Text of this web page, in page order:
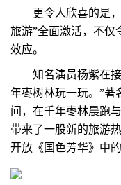
更令人欣喜的是，“
旅游”全面激活，不仅
效应。
知名演员杨紫在接
年枣树林玩一玩。”著
间，在千年枣林晨跑
带来了一股新的旅游
开放《国色芳华》中